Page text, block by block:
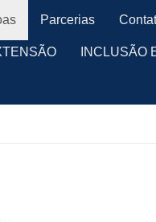
INCLUSÃO
Parcerias